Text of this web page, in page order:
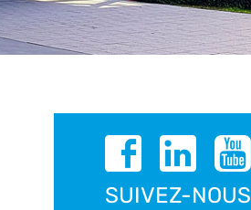
SUIVEZ-NOUS